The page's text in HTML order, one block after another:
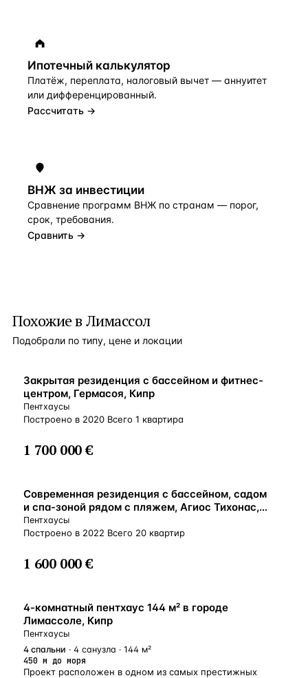
Ипотечный калькулятор
Платёж, переплата, налоговый вычет — аннуитет
или дифференцированный.
Рассчитать →
ВНЖ за инвестиции
Сравнение программ ВНЖ по странам — порог,
срок, требования.
Сравнить →
Похожие в Лимассол
Подобрали по типу, цене и локации
ВНЖ
Закрытая резиденция с бассейном и фитнес-
центром, Гермасоя, Кипр
Пентхаусы
Построено в 2020 Всего 1 квартира
1 700 000 €
ВНЖ
Современная резиденция с бассейном, садом
и спа-зоной рядом с пляжем, Агиос Тихонас,
Кипр
Пентхаусы
Построено в 2022 Всего 20 квартир
1 600 000 €
У МОРЯ
4-комнатный пентхаус 144 м² в городе
Лимассоле, Кипр
Пентхаусы
4 спальни · 4 санузла · 144 м²
450 м до моря
Проект расположен в одном из самых престижных